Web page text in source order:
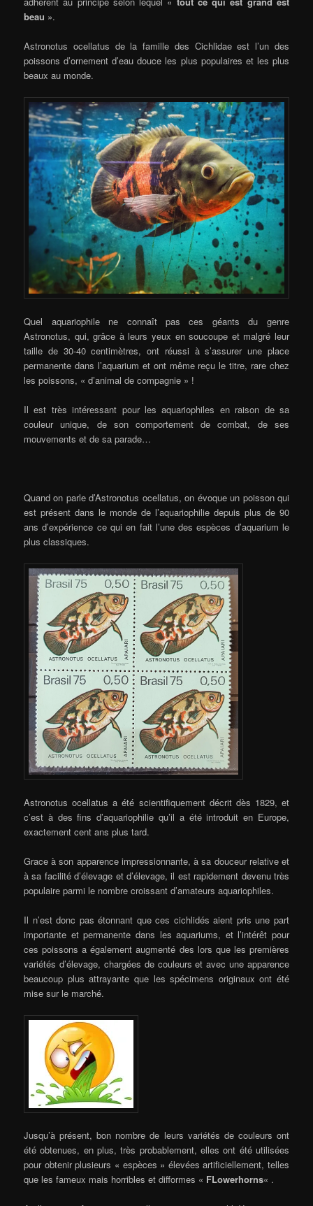
beau ».
Astronotus ocellatus de la famille des Cichlidae est l’un des
poissons d’ornement d’eau douce les plus populaires et les plus
beaux au monde.
Quel aquariophile ne connaît pas ces géants du genre
Astronotus, qui, grâce à leurs yeux en soucoupe et malgré leur
taille de 30-40 centimètres, ont réussi à s’assurer une place
permanente dans l’aquarium et ont même reçu le titre, rare chez
les poissons, « d’animal de compagnie » !
Il est très intéressant pour les aquariophiles en raison de sa
couleur unique, de son comportement de combat, de ses
mouvements et de sa parade…
Quand on parle d’Astronotus ocellatus, on évoque un poisson qui
est présent dans le monde de l’aquariophilie depuis plus de 90
ans d’expérience ce qui en fait l’une des espèces d’aquarium le
plus classiques.
Astronotus ocellatus a été scientifiquement décrit dès 1829, et
c’est à des fins d’aquariophilie qu’il a été introduit en Europe,
exactement cent ans plus tard.
Grace à son apparence impressionnante, à sa douceur relative et
à sa facilité d’élevage et d’élevage, il est rapidement devenu très
populaire parmi le nombre croissant d’amateurs aquariophiles.
Il n’est donc pas étonnant que ces cichlidés aient pris une part
importante et permanente dans les aquariums, et l’intérêt pour
ces poissons a également augmenté des lors que les premières
variétés d’élevage, chargées de couleurs et avec une apparence
beaucoup plus attrayante que les spécimens originaux ont été
mise sur le marché.
Jusqu’à présent, bon nombre de leurs variétés de couleurs ont
été obtenues, en plus, très probablement, elles ont été utilisées
pour obtenir plusieurs « espèces » élevées artificiellement, telles
que les fameux mais horribles et difformes « FLowerhorns« .